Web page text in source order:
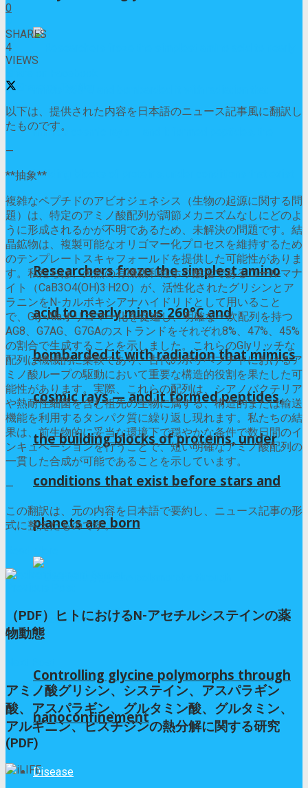
Researchers froze the simplest amino
acid to nearly minus 260°C and
bombarded it with radiation that mimics
cosmic rays — and it formed peptides,
the building blocks of proteins, under
conditions that exist before stars and
planets are born
Controlling glycine polymorphs through
nanoconfinement
Disease
0
SHARES
4
VIEWS
以下は、提供された内容を日本語のニュース記事風に翻訳し
たものです。
—
**抽象**
複雑なペプチドのアビオジェネシス（生物の起源に関する問
題）は、特定のアミノ酸配列が調節メカニズムなしにどのよ
うに形成されるかが不明であるため、未解決の問題です。結
晶鉱物は、複製可能なオリゴマー化プロセスを維持するため
のテンプレートスキャフォールドを提供した可能性がありま
す。私たちは、天然の有機親和性ホウ酸塩であるコールマナ
イト（CaB3O4(OH)3·H2O）が、活性化されたグリシンとア
ラニンをN-カルボキシアナハイドリドとして用いること
で、Gly-Alaオリゴマー化を促進し、明確な一次配列を持つ
AG8、G7AG、G7GAのストランドをそれぞれ8%、47%、45%
の割合で生成することを示しました。これらのGlyリッチな
配列は機械的に柔軟であり、古代のポリペプチドにおけるア
ミノ酸ループの駆動において重要な構造的役割を果たした可
能性があります。実際、これらの配列は、シアノバクテリア
や熱耐性細菌を含む祖先の生物に属する、構造的または輸送
機能を利用するタンパク質に繰り返し現れます。私たちの結
果は、前生物的に妥当な環境下で穏やかな条件で数日間のイ
ンキュベーションを行うことで、短い明確なアミノ酸配列の
一貫した合成が可能であることを示しています。
—
この翻訳は、元の内容を日本語で要約し、ニュース記事の形
式に整えたものです。
（PDF）ヒトにおけるN-アセチルシステインの薬
物動態
アミノ酸グリシン、システイン、アスパラギン
酸、アスパラギン、グルタミン酸、グルタミン、
アルギニン、ヒスチジンの熱分解に関する研究
(PDF)